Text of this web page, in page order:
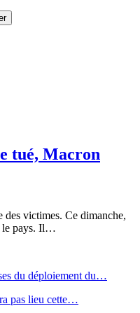
tué, Macron
victimes. Ce dimanche,
le pays. Il…
du déploiement du…
pas lieu cette…